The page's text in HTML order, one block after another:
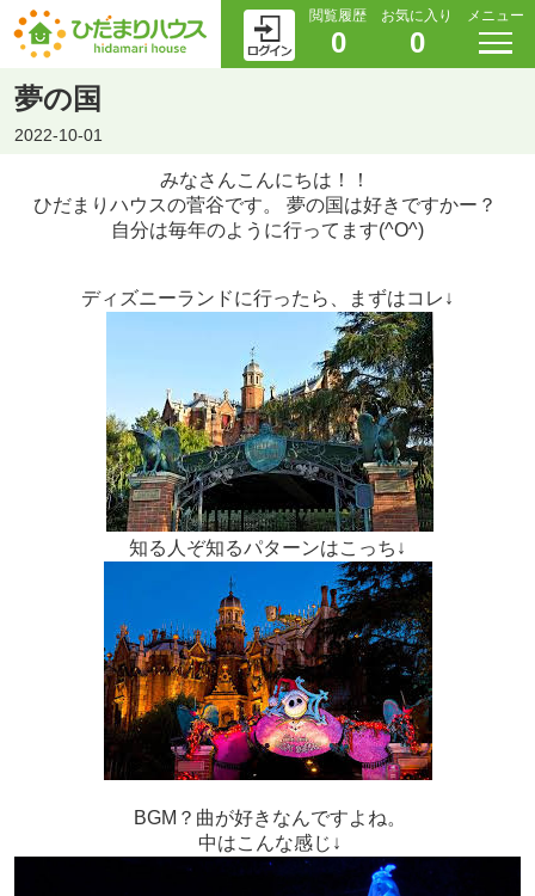
閲覧履歴
0
お気に入り
0
メニュー
夢の国
2022-10-01
みなさんこんにちは！！
ひだまりハウスの菅谷です。 夢の国は好きですかー？
自分は毎年のように行ってます(^O^)
ディズニーランドに行ったら、まずはコレ↓
知る人ぞ知るパターンはこっち↓
BGM？曲が好きなんですよね。
中はこんな感じ↓